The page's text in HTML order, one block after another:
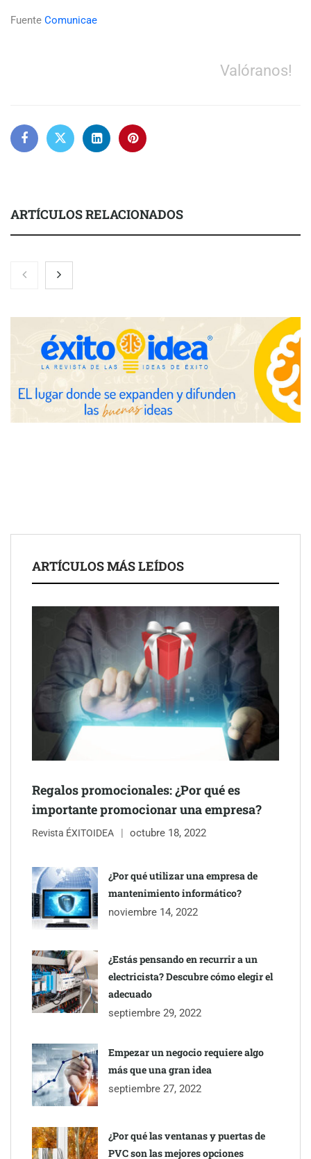
Fuente Comunicae
Valóranos!
ARTÍCULOS RELACIONADOS
La luz roja, el nuevo aftersun, actúa en la recuperación de la piel
Eulalia Roig lanza ‘The Journal’, una revista digital mensual de
entrevistas y fotografía editorial
inmobiliarios: hasta 82% de ahorro por cobro
Gestoría Online reduce a unas horas el alta de autónomo
ARTÍCULOS MÁS LEÍDOS
Regalos promocionales: ¿Por qué es
importante promocionar una empresa?
Revista ÉXITOIDEA octubre 18, 2022
¿Por qué utilizar una empresa de
mantenimiento informático?
noviembre 14, 2022
¿Estás pensando en recurrir a un
electricista? Descubre cómo elegir el
adecuado
septiembre 29, 2022
Empezar un negocio requiere algo
más que una gran idea
septiembre 27, 2022
¿Por qué las ventanas y puertas de
PVC son las mejores opciones